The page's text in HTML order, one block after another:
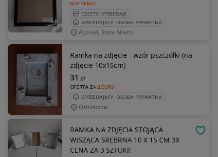
KUP TERAZ
CZĘSTO SPRZEDAJE
SPRZEDAJĄCY: OSOBA PRYWATNA
Poznań, Stare Miasto
Ramka na zdjęcie - wzór pszczółki (na
zdjęcie 10x15cm)
OFERTA ZALLEGRO
31 zł
SPRZEDAJĄCY: OSOBA PRYWATNA
Ostrzeszów
RAMKA NA ZDJĘCIA STOJĄCA
WISZĄCA SREBRNA 10 X 15 CM 3X
CENA ZA 3 SZTUKI!